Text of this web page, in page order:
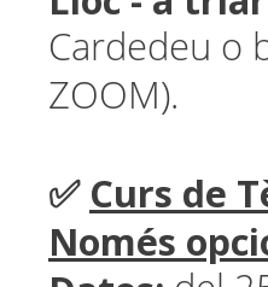
Cardedeu o
ZOOM).
✅ Curs de
Només